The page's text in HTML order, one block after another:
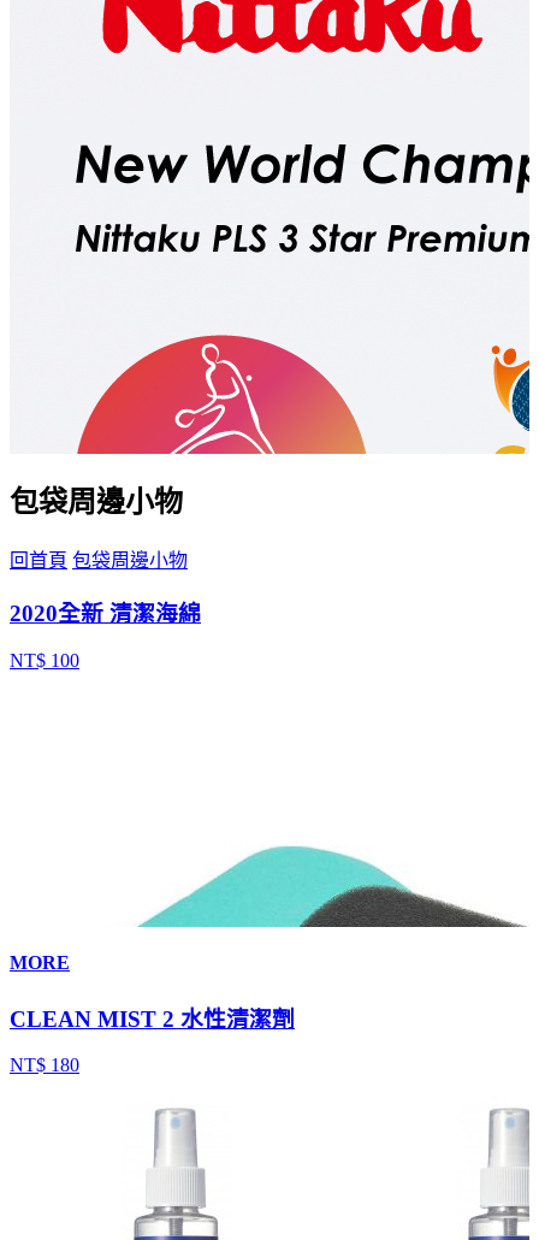
包袋周邊小物
回首頁 包袋周邊小物
2020全新 清潔海綿
NT$ 100
MORE
CLEAN MIST 2 水性清潔劑
NT$ 180